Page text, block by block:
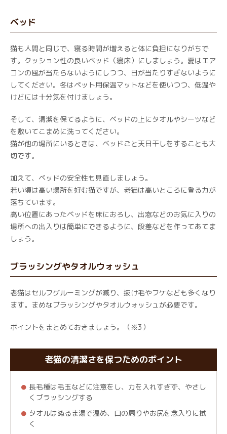
ベッド
猫も人間と同じで、寝る時間が増えると体に負担になりがちで
す。クッション性の良いベッド（寝床）にしましょう。夏はエア
コンの風が当たらないようにしつつ、日が当たりすぎないように
してください。冬はペット用保温マットなどを使いつつ、低温や
けどには十分気を付けましょう。
そして、清潔を保てるように、ベッドの上にタオルやシーツなど
を敷いてこまめに洗ってください。
猫が他の場所にいるときは、ベッドごと天日干しをすることも大
切です。
加えて、ベッドの安全性も見直しましょう。
若い頃は高い場所を好む猫ですが、老猫は高いところに登る力が
落ちています。
高い位置にあったベッドを床におろし、出窓などのお気に入りの
場所への出入りは簡単にできるように、段差などを作ってあてま
しょう。
ブラッシングやタオルウォッシュ
老猫はセルフグルーミングが減り、抜け毛やフケなども多くなり
ます。まめなブラッシングやタオルウォッシュが必要です。
ポイントをまとめておきましょう。（※3）
老猫の清潔さを保つためのポイント
長毛種は毛玉などに注意をし、力を入れすぎず、やさし
くブラッシングする
タオルはぬるま湯で温め、口の周りやお尻を念入りに拭
く